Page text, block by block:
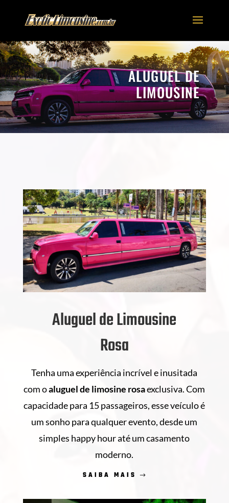
ALUGUEL DE
LIMOUSINE
Aluguel de Limousine
Rosa
Tenha uma experiência incrível e inusitada
com oaluguel de limosine rosaexclusiva. Com
capacidade para 15 passageiros, esse veículo é
um sonho para qualquer evento, desde um
simples happy hour até um casamento
moderno.
SAIBA MAIS